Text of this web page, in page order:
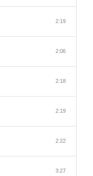
2:19
2:06
2:18
2:19
2:22
3:27